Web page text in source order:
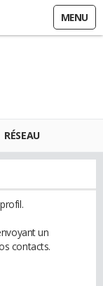
MENU
RÉSEAU
un
contacts.